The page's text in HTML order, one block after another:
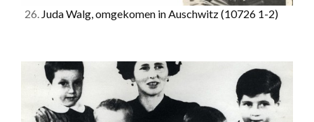
26. Juda Walg, omgekomen in Auschwitz(10726 1-2)